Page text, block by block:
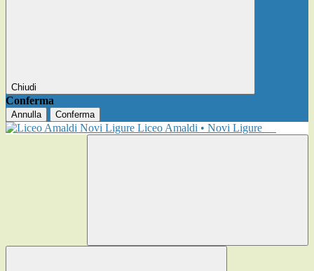
Chiudi
Conferma
Annulla Conferma
Liceo Amaldi • Novi Ligure